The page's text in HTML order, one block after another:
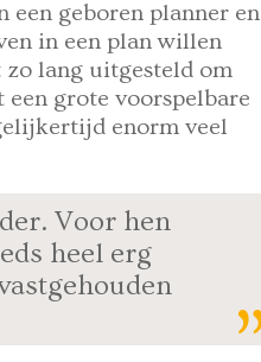
een geboren planner en
in een plan willen
zo lang uitgesteld om
een grote voorspelbare
enorm veel
Voor hen
heel erg